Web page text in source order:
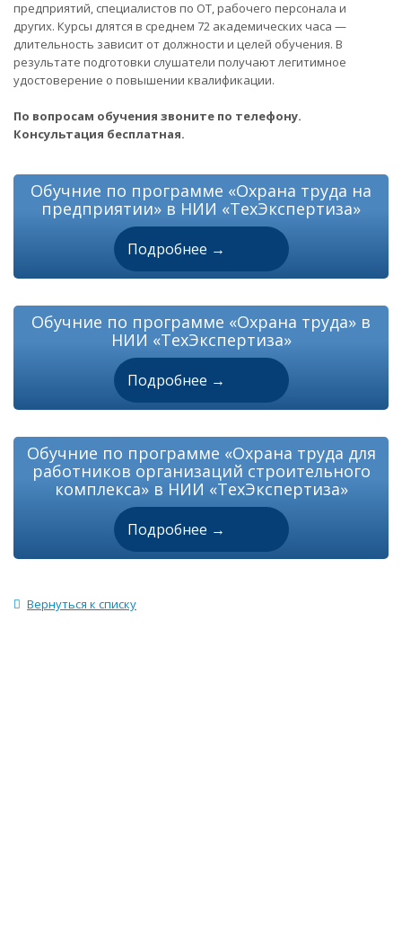
предприятий, специалистов по ОТ, рабочего персонала и
других. Курсы длятся в среднем 72 академических часа —
длительность зависит от должности и целей обучения. В
результате подготовки слушатели получают легитимное
удостоверение о повышении квалификации.
По вопросам обучения звоните по телефону.
Консультация бесплатная.
Обучние по программе «Охрана труда на
предприятии» в НИИ «ТехЭкспертиза»
Подробнее
Обучние по программе «Охрана труда» в
НИИ «ТехЭкспертиза»
Подробнее
Обучние по программе «Охрана труда для
работников организаций строительного
комплекса» в НИИ «ТехЭкспертиза»
Подробнее
Вернуться к списку